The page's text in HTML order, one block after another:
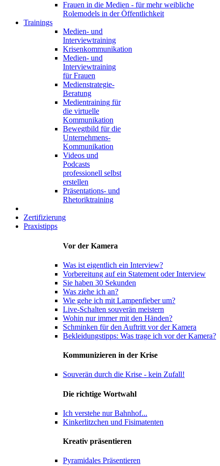
Frauen in die Medien - für mehr weibliche
Rolemodels in der Öffentlichkeit
Trainings
Medien- und
Interviewtraining
Krisenkommunikation
Medien- und
Interviewtraining
für Frauen
Medienstrategie-
Beratung
Medientraining für
die virtuelle
Kommunikation
Bewegtbild für die
Unternehmens-
Kommunikation
Videos und
Podcasts
professionell selbst
erstellen
Präsentations- und
Rhetoriktraining
Zertifizierung
Praxistipps
Vor der Kamera
Was ist eigentlich ein Interview?
Vorbereitung auf ein Statement oder Interview
Sie haben 30 Sekunden
Was ziehe ich an?
Wie gehe ich mit Lampenfieber um?
Live-Schalten souverän meistern
Wohin nur immer mit den Händen?
Schminken für den Auftritt vor der Kamera
Bekleidungstipps: Was trage ich vor der Kamera?
Kommunizieren in der Krise
Souverän durch die Krise - kein Zufall!
Die richtige Wortwahl
Ich verstehe nur Bahnhof...
Kinkerlitzchen und Fisimatenten
Kreativ präsentieren
Pyramidales Präsentieren